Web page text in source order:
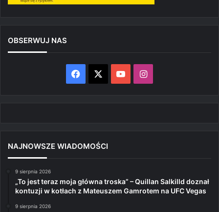
OBSERWUJ NAS
Facebook YouTubeInstagram
NAJNOWSZE WIADOMOŚCI
9 sierpnia 2026
„To jest teraz moja główna troska” – Quillan Salkilld doznał
kontuzji w kotłach z Mateuszem Gamrotem na UFC Vegas
9 sierpnia 2026